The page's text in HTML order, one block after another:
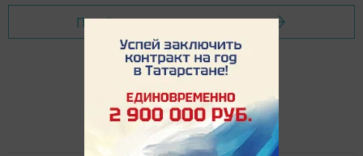
Перейти на страницу новости